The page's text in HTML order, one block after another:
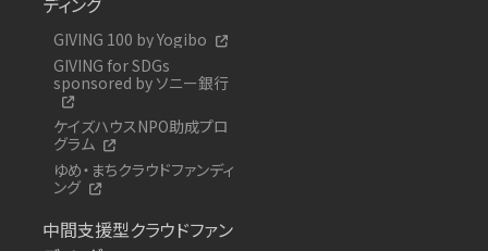
GIVING 100 by Yogibo
GIVING for SDGs
sponsored by ソニー銀行
ケイズハウスNPO助成プロ
グラム
ゆめ・まちクラウドファンディ
ング
中間支援型クラウドファン